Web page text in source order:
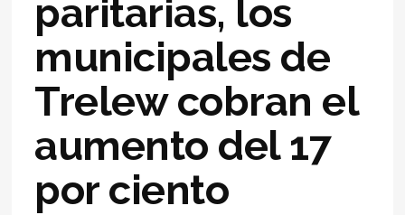
paritarias, los
municipales de
Trelew cobran el
aumento del 17
por ciento